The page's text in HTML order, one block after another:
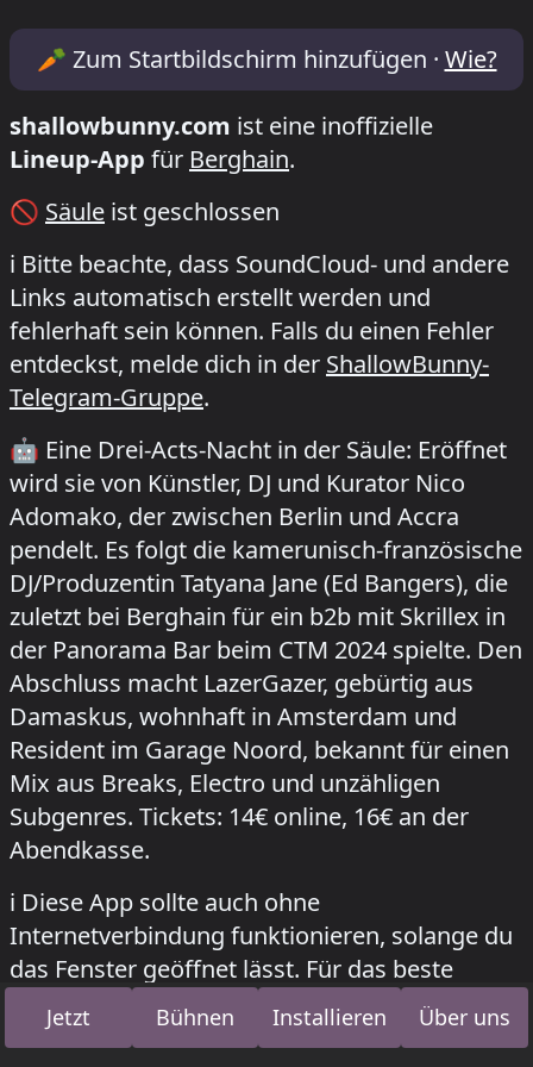
Lineup & Timetable for Säule
🥕 Zum Startbildschirm hinzufügen · Wie?
shallowbunny.com ist eine inoffizielle
Lineup-App für Berghain.
🚫 Säule ist geschlossen
ℹ️ Bitte beachte, dass SoundCloud- und andere
Links automatisch erstellt werden und
fehlerhaft sein können. Falls du einen Fehler
entdeckst, melde dich in der ShallowBunny-
Telegram-Gruppe.
🤖 Eine Drei-Acts-Nacht in der Säule: Eröffnet
wird sie von Künstler, DJ und Kurator Nico
Adomako, der zwischen Berlin und Accra
pendelt. Es folgt die kamerunisch-französische
DJ/Produzentin Tatyana Jane (Ed Bangers), die
zuletzt bei Berghain für ein b2b mit Skrillex in
der Panorama Bar beim CTM 2024 spielte. Den
Abschluss macht LazerGazer, gebürtig aus
Damaskus, wohnhaft in Amsterdam und
Resident im Garage Noord, bekannt für einen
Mix aus Breaks, Electro und unzähligen
Subgenres. Tickets: 14€ online, 16€ an der
Abendkasse.
how to install this app on your phone
ℹ️ Diese App sollte auch ohne
Internetverbindung funktionieren, solange du
das Fenster geöffnet lässt. Für das beste
Erlebnis
füge sie deinem Startbildschirm
hinzu. Dadurch wird eine minimale Version
Jetzt Bühnen Installieren Über uns